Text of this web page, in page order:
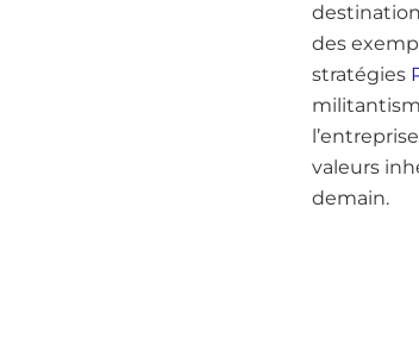
des
stratégies
valeurs
demain.